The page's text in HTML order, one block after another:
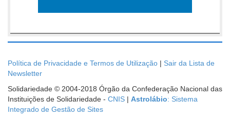
Política de Privacidade e Termos de Utilização | Sair da Lista de
Newsletter
Solidariedade © 2004-2018 Órgão da Confederação Nacional das
Instituições de Solidariedade - CNIS | Astrolábio: Sistema
Integrado de Gestão de Sites